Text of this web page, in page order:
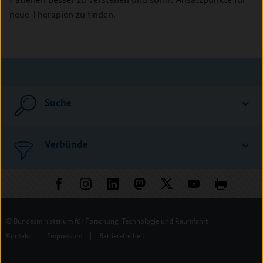
neue Therapien zu finden.
Suche
Verbünde
© Bundesministerium für Forschung, Technologie und Raumfahrt
Kontakt
| Impressum | Barrierefreiheit